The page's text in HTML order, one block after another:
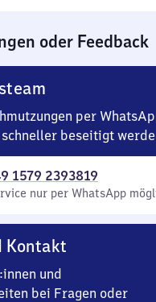
oder Feedback
per
beseitigt
1579 2393819
nur per WhatsApp
Kontakt
und
bei Fragen oder